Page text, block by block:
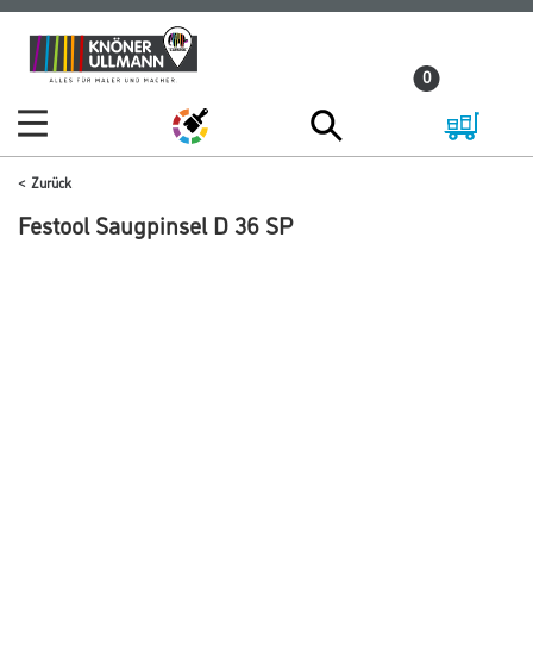
Zum
Inhalt
Zum
Navigationsmenü
0
Zurück
Festool Saugpinsel D 36 SP